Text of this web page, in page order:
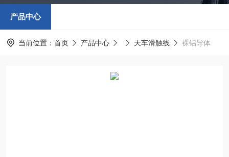
产品中心
当前位置： 首页 产品中心 天车滑触线 裸铝导体